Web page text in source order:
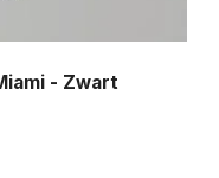
- Zwart